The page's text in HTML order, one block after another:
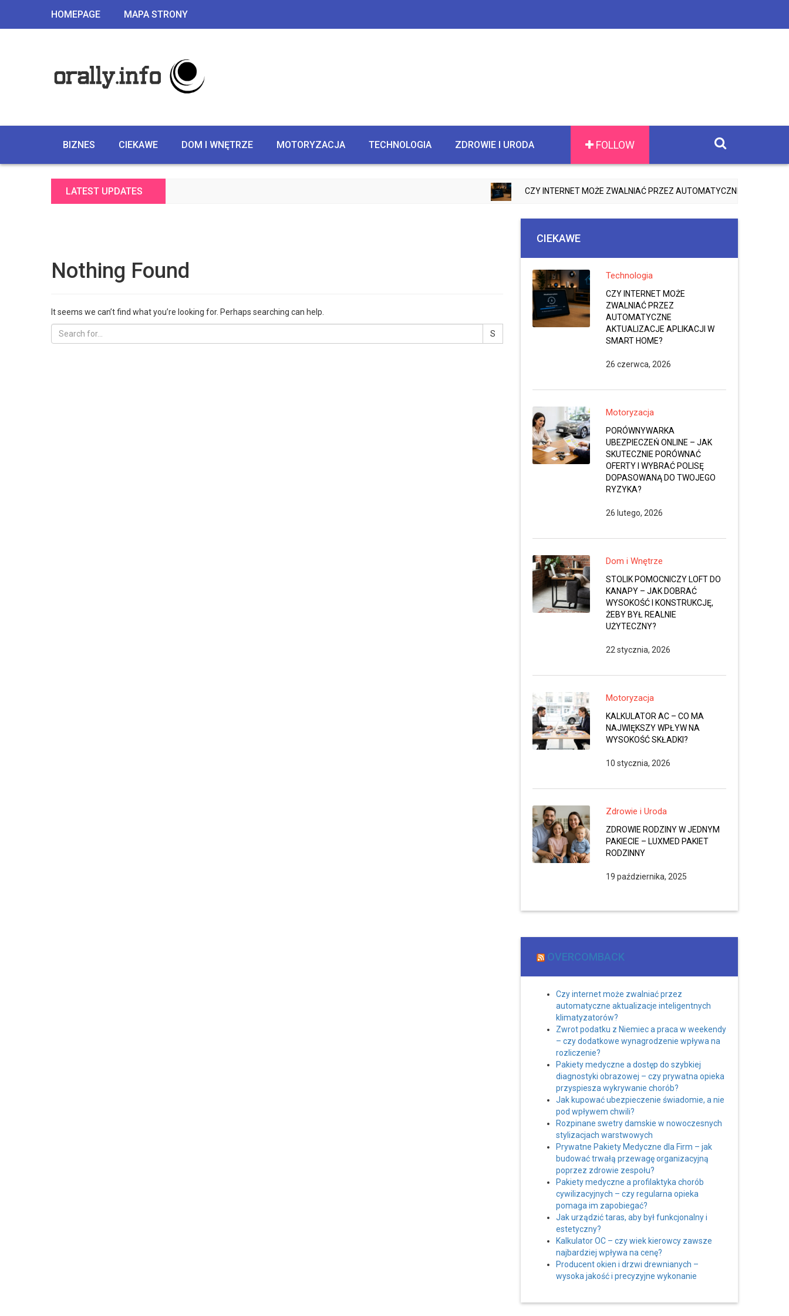
HOMEPAGE MAPA STRONY
FOLLOW
BIZNES CIEKAWE DOM I WNĘTRZE MOTORYZACJA TECHNOLOGIA ZDROWIE I URODA
LATEST UPDATES CZY INTERNET MOŻE ZWALNIAĆ PRZEZ AUTOMATYCZNE AKTUALIZACJE
Nothing Found
It seems we can’t find what you’re looking for. Perhaps searching can help.
CIEKAWE
Technologia
CZY INTERNET MOŻE
ZWALNIAĆ PRZEZ
AUTOMATYCZNE
AKTUALIZACJE APLIKACJI W
SMART HOME?
26 czerwca, 2026
Motoryzacja
PORÓWNYWARKA
UBEZPIECZEŃ ONLINE – JAK
SKUTECZNIE PORÓWNAĆ
OFERTY I WYBRAĆ POLISĘ
DOPASOWANĄ DO TWOJEGO
RYZYKA?
26 lutego, 2026
Dom i Wnętrze
STOLIK POMOCNICZY LOFT DO
KANAPY – JAK DOBRAĆ
WYSOKOŚĆ I KONSTRUKCJĘ,
ŻEBY BYŁ REALNIE
UŻYTECZNY?
22 stycznia, 2026
Motoryzacja
KALKULATOR AC – CO MA
NAJWIĘKSZY WPŁYW NA
WYSOKOŚĆ SKŁADKI?
10 stycznia, 2026
Zdrowie i Uroda
ZDROWIE RODZINY W JEDNYM
PAKIECIE – LUXMED PAKIET
RODZINNY
19 października, 2025
OVERCOMBACK
Czy internet może zwalniać przez
automatyczne aktualizacje inteligentnych
klimatyzatorów?
Zwrot podatku z Niemiec a praca w weekendy
– czy dodatkowe wynagrodzenie wpływa na
rozliczenie?
Pakiety medyczne a dostęp do szybkiej
diagnostyki obrazowej – czy prywatna opieka
przyspiesza wykrywanie chorób?
Jak kupować ubezpieczenie świadomie, a nie
pod wpływem chwili?
Rozpinane swetry damskie w nowoczesnych
stylizacjach warstwowych
Prywatne Pakiety Medyczne dla Firm – jak
budować trwałą przewagę organizacyjną
poprzez zdrowie zespołu?
Pakiety medyczne a profilaktyka chorób
cywilizacyjnych – czy regularna opieka
pomaga im zapobiegać?
Jak urządzić taras, aby był funkcjonalny i
estetyczny?
Kalkulator OC – czy wiek kierowcy zawsze
najbardziej wpływa na cenę?
Producent okien i drzwi drewnianych –
wysoka jakość i precyzyjne wykonanie